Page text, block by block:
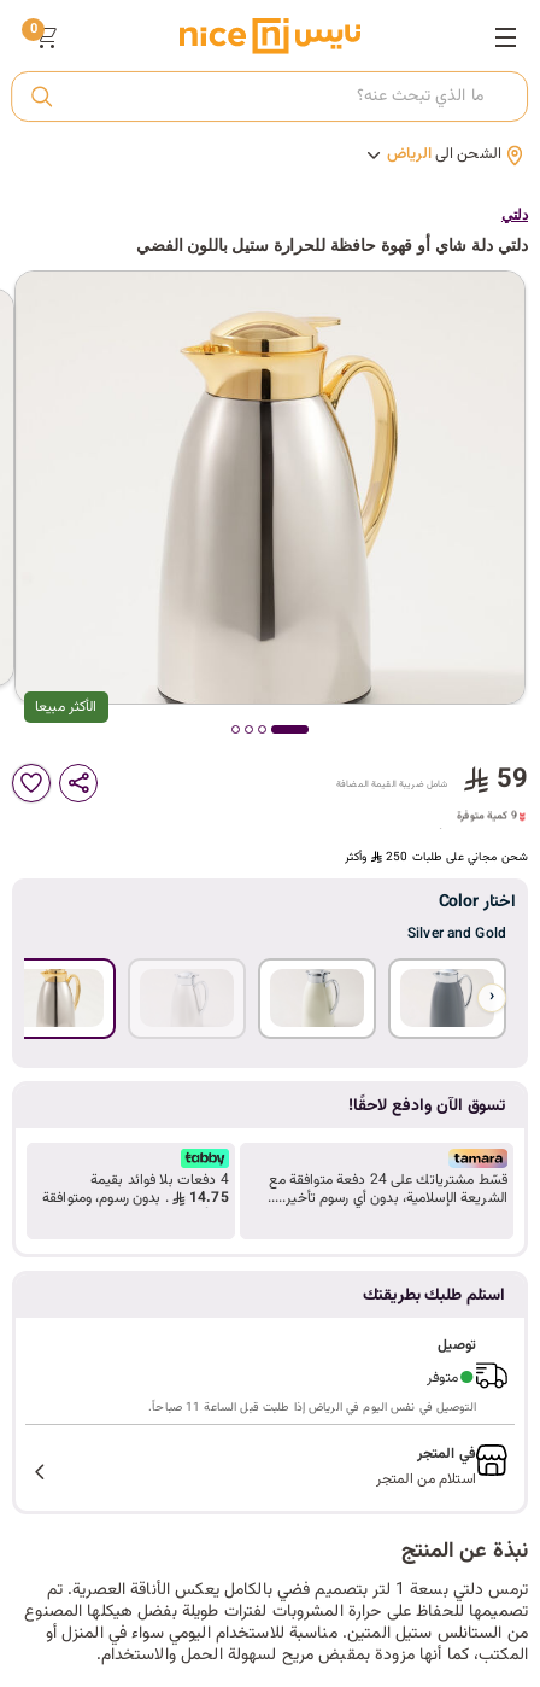
أ
ا
ا
الشحن الىالرياض
0
دلتي
دلتي دلة شاي أو قهوة حافظة للحرارة ستيل باللون الفضي
الأكثر مبيعا
59 شامل ضريبة القيمة المضافة
9 كمية متوفرة
9 كمية متوفرة
شحن مجاني على طلبات 250 وأكثر
اختار Color
Silver and Gold
‹
تسوق الآن وادفع لاحقًا!
قسّط مشترياتك على 24 دفعة متوافقة مع
الشريعة الإسلامية، بدون أي رسوم تأخير.....
4 دفعات بلا فوائد بقيمة
14.75
. بدون رسوم، ومتوافقة
استلم طلبك بطريقتك
توصيل
●متوفر
التوصيل في نفس اليوم في الرياض إذا طلبت قبل الساعة 11 صباحاً.
في المتجر
استلام من المتجر
نبذة عن المنتج
ترمس دلتي بسعة 1 لتر بتصميم فضي بالكامل يعكس الأناقة العصرية. تم
تصميمها للحفاظ على حرارة المشروبات لفترات طويلة بفضل هيكلها المصنوع
من الستانلس ستيل المتين. مناسبة للاستخدام اليومي سواء في المنزل أو
المكتب، كما أنها مزودة بمقبض مريح لسهولة الحمل والاستخدام.